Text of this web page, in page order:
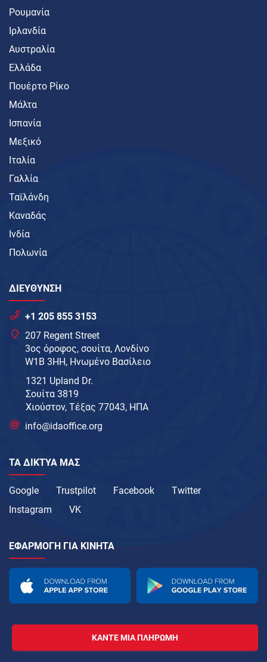
Ρουμανία
Ιρλανδία
Αυστραλία
Ελλάδα
Πουέρτο Ρίκο
Μάλτα
Ισπανία
Μεξικό
Ιταλία
Γαλλία
Ταϊλάνδη
Καναδάς
Ινδία
Πολωνία
ΔΙΕΥΘΥΝΣΗ
+1 205 855 3153
207 Regent Street
3ος όροφος, σουίτα, Λονδίνο
W1B 3HH, Ηνωμένο Βασίλειο
1321 Upland Dr.
Σουίτα 3819
Χιούστον, Τέξας 77043, ΗΠΑ
info@idaoffice.org
ΤΑ ΔΊΚΤΥΑ ΜΑΣ
Google Trustpilot Facebook
Twitter
Instagram
VK
ΕΦΑΡΜΟΓΉ ΓΙΑ ΚΙΝΗΤΆ
ΚΆΝΤΕ ΜΙΑ ΠΛΗΡΩΜΉ